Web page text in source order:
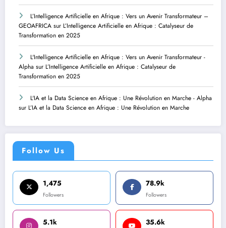
L’Intelligence Artificielle en Afrique : Vers un Avenir Transformateur –
GEOAFRICA sur L’Intelligence Artificielle en Afrique : Catalyseur de
Transformation en 2025
L'Intelligence Artificielle en Afrique : Vers un Avenir Transformateur -
Alpha sur L’Intelligence Artificielle en Afrique : Catalyseur de
Transformation en 2025
L'IA et la Data Science en Afrique : Une Révolution en Marche - Alpha
sur L’IA et la Data Science en Afrique : Une Révolution en Marche
Follow Us
1,475
Followers
78.9k
Followers
5.1k 35.6k